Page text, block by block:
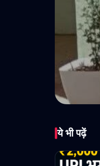
ये भी पढ़ें